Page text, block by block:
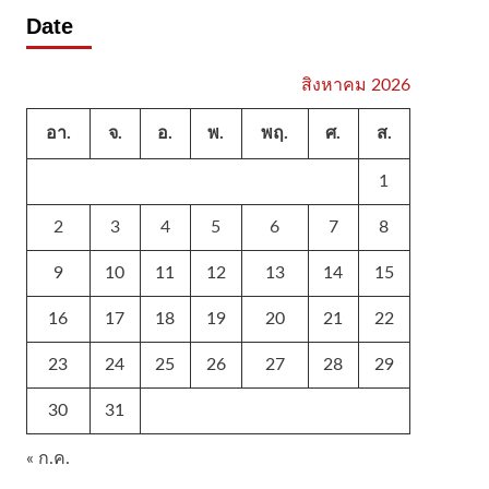
Date
สิงหาคม 2026
อา. จ. อ. พ. พฤ. ศ. ส.
1
2 3 4 5 6 7 8
9 10 11 12 13 14 15
16 17 18 19 20 21 22
23 24 25 26 27 28 29
30 31
« ก.ค.